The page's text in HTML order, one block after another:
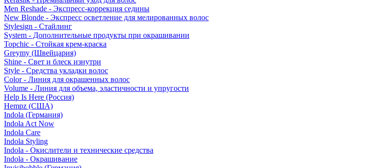
Men Reshade - Экспресс-коррекция седины
New Blonde - Экспресс осветление для мелированных волос
Stylesign - Стайлинг
System - Дополнительные продукты при окрашивании
Topchic - Стойкая крем-краска
Greymy (Швейцария)
Shine - Свет и блеск изнутри
Style - Средства укладки волос
Color - Линия для окрашенных волос
Volume - Линия для объема, эластичности и упругости
Help Is Here (Россия)
Hempz (США)
Indola (Германия)
Indola Act Now
Indola Care
Indola Styling
Indola - Окислители и технические средства
Indola - Окрашивание